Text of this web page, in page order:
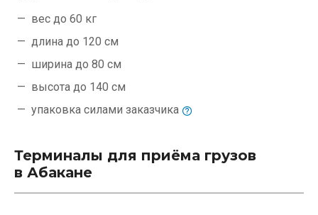
вес до 60 кг
длина до 120 см
ширина до 80 см
высота до 140 см
упаковка силами заказчика
Терминалы для приёма грузов
в Абакане